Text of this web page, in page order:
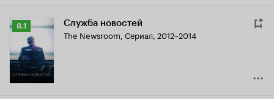
Рейтинг
Кинопоиска
8.1
8.1 Служба новостей
The Newsroom, Сериал, 2012–2014